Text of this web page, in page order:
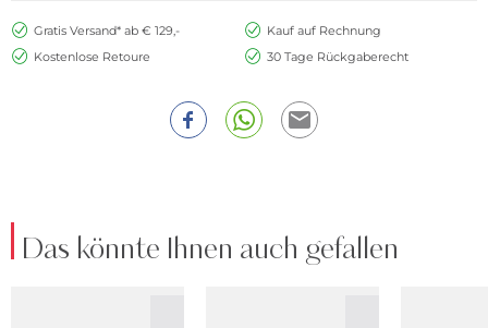
Gratis Versand* ab € 129,-
Kauf auf Rechnung
Kostenlose Retoure
30 Tage Rückgaberecht
Das könnte Ihnen auch gefallen